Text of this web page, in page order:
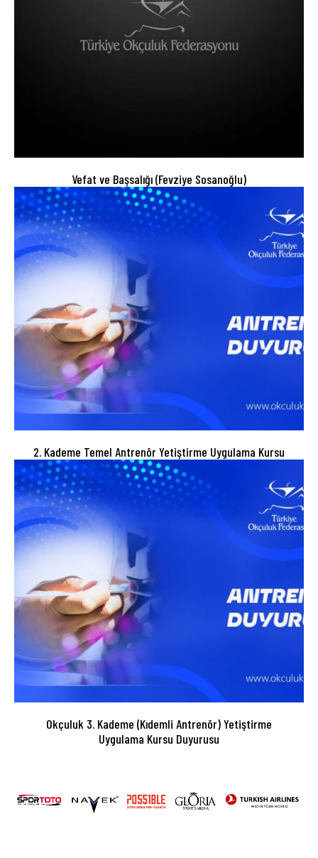
Vefat ve Başsalığı (Fevziye Sosanoğlu)
2. Kademe Temel Antrenör Yetiştirme Uygulama Kursu
Okçuluk 3. Kademe (Kıdemli Antrenör) Yetiştirme
Uygulama Kursu Duyurusu